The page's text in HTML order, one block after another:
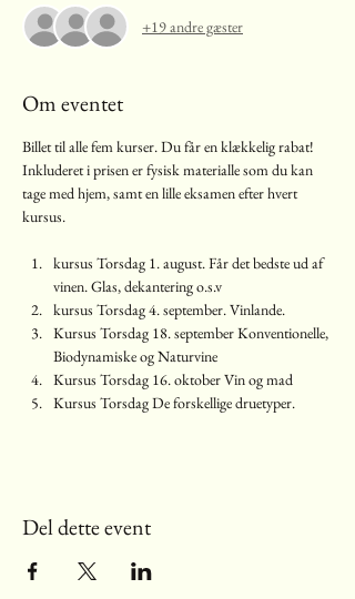
+19 andre gæster
Om eventet
Billet til alle fem kurser. Du får en klækkelig rabat!
Inkluderet i prisen er fysisk materialle som du kan
tage med hjem, samt en lille eksamen efter hvert
kursus.
kursus Torsdag 1. august. Får det bedste ud af
vinen. Glas, dekantering o.s.v
kursus Torsdag 4. september. Vinlande.
Kursus Torsdag 18. september Konventionelle,
Biodynamiske og Naturvine
Kursus Torsdag 16. oktober Vin og mad
Kursus Torsdag De forskellige druetyper.
Del dette event